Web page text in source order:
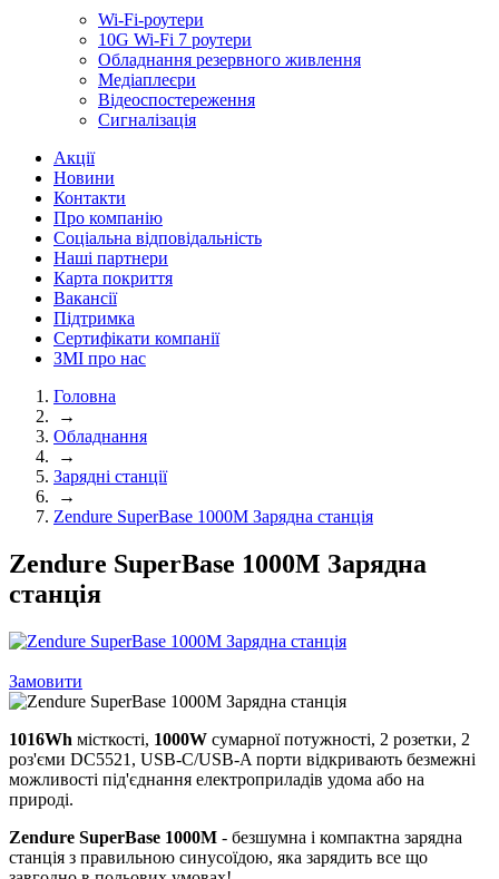
Wi-Fi-роутери
10G Wi-Fi 7 роутери
Обладнання резервного живлення
Медiаплеєри
Відеоспостереження
Сигналізація
Акції
Новини
Контакти
Про компанію
Соціальна відповідальність
Наші партнери
Карта покриття
Вакансії
Підтримка
Сертифікати компанії
ЗМІ про нас
Головна
→
Обладнання
→
Зарядні станції
→
Zendure SuperBase 1000M Зарядна станція
Zendure SuperBase 1000M Зарядна
станція
Замовити
1016Wh місткості, 1000W сумарної потужності, 2 розетки, 2
роз'єми DC5521, USB-C/USB-A порти відкривають безмежні
можливості під'єднання електроприладів удома або на
природі.
Zendure SuperBase 1000M - безшумна і компактна зарядна
станція з правильною синусоїдою, яка зарядить все що